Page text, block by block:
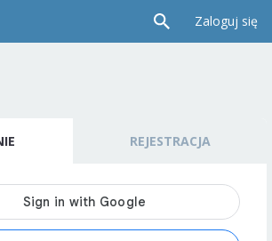
Zaloguj się
REJESTRACJA